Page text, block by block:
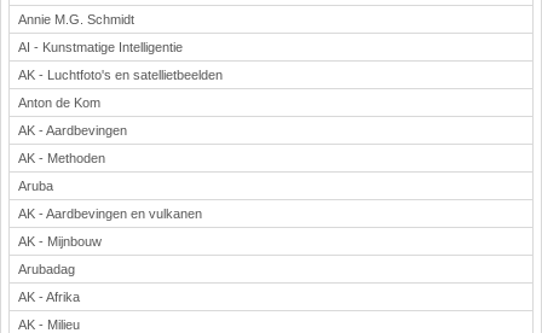
Annie M.G. Schmidt
AI - Kunstmatige Intelligentie
AK - Luchtfoto's en satellietbeelden
Anton de Kom
AK - Aardbevingen
AK - Methoden
Aruba
AK - Aardbevingen en vulkanen
AK - Mijnbouw
Arubadag
AK - Afrika
AK - Milieu